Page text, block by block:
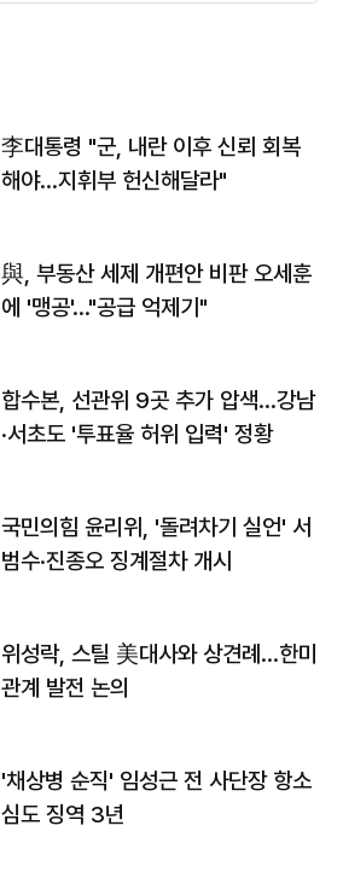
李대통령 "군, 내란 이후 신뢰 회복
해야…지휘부 헌신해달라"
與, 부동산 세제 개편안 비판 오세훈
에 '맹공'…"공급 억제기"
합수본, 선관위 9곳 추가 압색…강남
·서초도 '투표율 허위 입력' 정황
국민의힘 윤리위, '돌려차기 실언' 서
범수·진종오 징계절차 개시
위성락, 스틸 美대사와 상견례…한미
관계 발전 논의
'채상병 순직' 임성근 전 사단장 항소
심도 징역 3년